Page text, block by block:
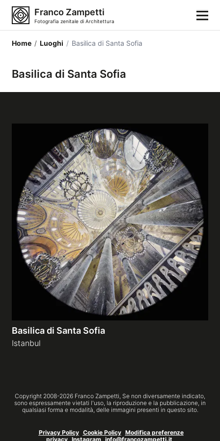
Franco Zampetti
Fotografia zenitale di Architettura
Luoghi
Città
Stili architettonici
Elementi architettonici
Architetti e autori
Gallerie a tema
Sequenze
Mostre
News
Home / Luoghi / Basilica di Santa Sofia
Basilica di Santa Sofia
Basilica di Santa Sofia
Istanbul
Copyright 2008-2026 Franco Zampetti, Se non diversamente indicato,
sono espressamente vietati l'uso, la riproduzione e la pubblicazione, in
qualsiasi forma e modalità, delle immagini presenti in questo sito.
Privacy Policy Cookie Policy Modifica preferenze
privacy Instagram info@francozampetti.it